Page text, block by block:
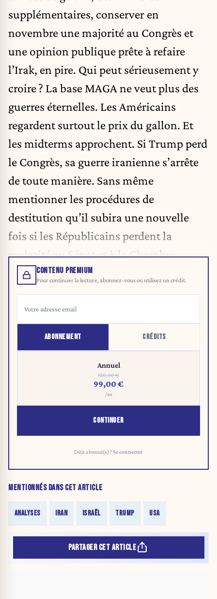
supplémentaires, conserver en
novembre une majorité au Congrès et
une opinion publique prête à refaire
l’Irak, en pire. Qui peut sérieusement y
croire ? La base MAGA ne veut plus des
guerres éternelles. Les Américains
regardent surtout le prix du gallon. Et
les midterms approchent. Si Trump perd
le Congrès, sa guerre iranienne s’arrête
de toute manière. Sans même
mentionner les procédures de
destitution qu’il subira une nouvelle
fois si les Républicains perdent la
majorité au Sénat et à la Chambre.
CONTENU PREMIUM
Pour continuer la lecture, abonnez-vous ou utilisez un crédit.
ABONNEMENT CRÉDITS
Annuel
120,00 €
99,00 €
/an
CONTINUER
Déjà abonné(e) ?Se connecter
MENTIONNÉS DANS CET ARTICLE
ANALYSES IRAN ISRAËL TRUMP USA
PARTAGER CET ARTICLE